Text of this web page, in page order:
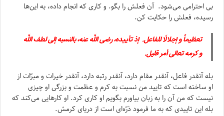
بی احترامی می‌شود. آن فعلش را بگو. و کاری که انجام داده، به این‌ها
رسیده، فعلش را حکایت کن.
تعظیماً و إجلالًا للفاعل. إذ تأییده، رضى اللَّه عنه، بالنسبه إلى لطف اللَّه
و کرمه تعالى أمر قلیل.
بله آنقدر فاعل، آنقدر مقام دارد، آنقدر رتبه دارد، آنقدر خیرات و مبرّات از
او ساخته است که تایید من نسبت به کرم و عظمت و بزرگی او چیزی
نیست که من آن را به زبان بیاورم بگویم او کاری کرد. او کار‌هایی می‌کند که
بله این تاییدی که به ما فرمود ذرّه‌ای است از دریای کرمش.